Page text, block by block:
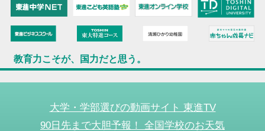
教育力こそが、国力だと思う。
大学・学部選びの動画サイト 東進TV
90日先まで大胆予報！ 全国学校のお天気